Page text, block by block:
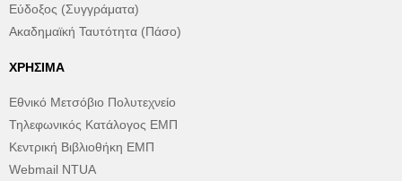
Εύδοξος (Συγγράματα)
Ακαδημαϊκή Ταυτότητα (Πάσο)
ΧΡΉΣΙΜΑ
Εθνικό Μετσόβιο Πολυτεχνείο
Τηλεφωνικός Κατάλογος ΕΜΠ
Κεντρική Βιβλιοθήκη ΕΜΠ
Webmail NTUA